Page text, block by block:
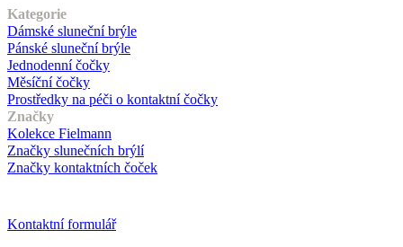
Kategorie
Dámské sluneční brýle
Pánské sluneční brýle
Jednodenní čočky
Měsíční čočky
Prostředky na péči o kontaktní čočky
Značky
Kolekce Fielmann
Značky slunečních brýlí
Značky kontaktních čoček
Kontaktní formulář